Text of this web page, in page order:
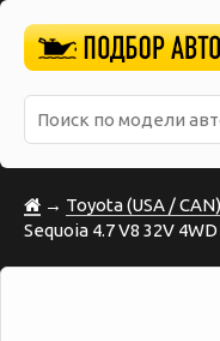
→ Toyota (USA / CAN)
Sequoia 4.7 V8 32V